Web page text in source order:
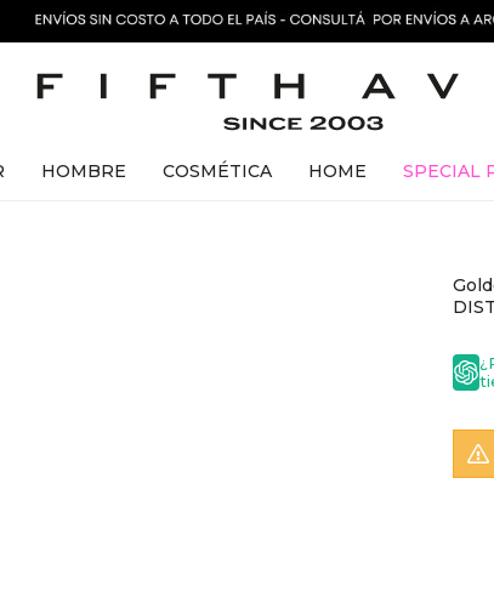
HOMBRE COSMÉTICA HOME SPECIAL